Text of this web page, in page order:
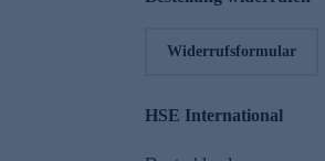
Widerrufsformular
HSE International